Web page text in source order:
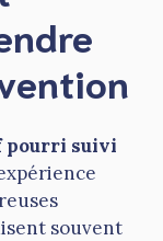
pourri suivi
souvent